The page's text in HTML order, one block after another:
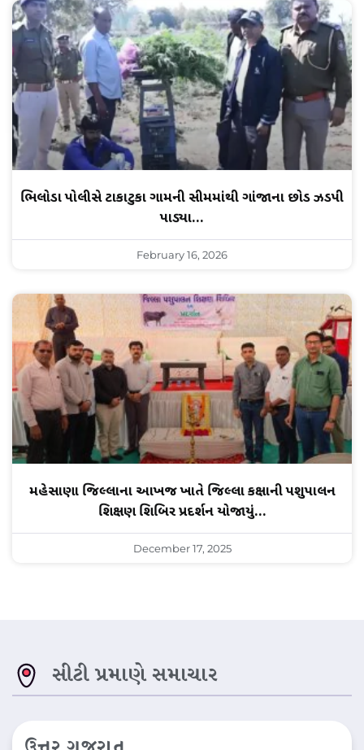
ભિલોડા પોલીસે ટાકાટુકા ગામની સીમમાંથી ગાંજાના છોડ ઝડપી
પાડ્યા…
February 16, 2026
મહેસાણા જિલ્લાના આખજ ખાતે જિલ્લા કક્ષાની પશુપાલન
શિક્ષણ શિબિર પ્રદર્શન યોજાયું…
December 17, 2025
સીટી પ્રમાણે સમાચાર